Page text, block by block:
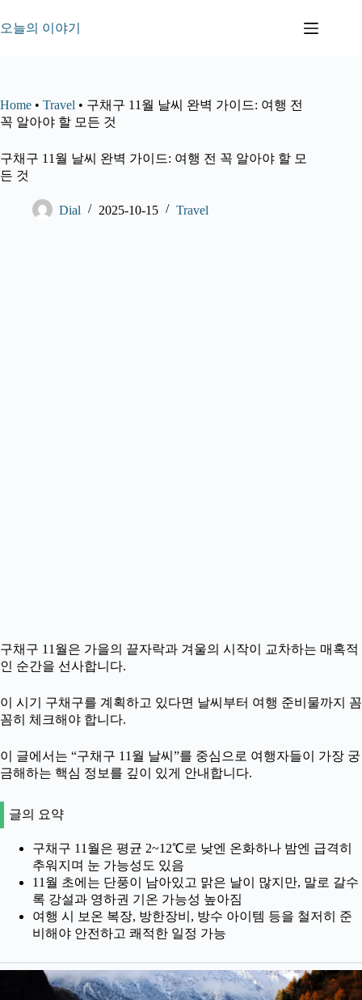
문
뛰
기
오늘의 이야기
Home • Travel • 구채구 11월 날씨 완벽 가이드: 여행 전
꼭 알아야 할 모든 것
구채구 11월 날씨 완벽 가이드: 여행 전 꼭 알아야 할 모
든 것
Dial 2025-10-15 Travel
구채구 11월은 가을의 끝자락과 겨울의 시작이 교차하는 매혹적
인 순간을 선사합니다.
이 시기 구채구를 계획하고 있다면 날씨부터 여행 준비물까지 꼼
꼼히 체크해야 합니다.
이 글에서는 “구채구 11월 날씨”를 중심으로 여행자들이 가장 궁
금해하는 핵심 정보를 깊이 있게 안내합니다.
글의 요약
구채구 11월은 평균 2~12℃로 낮엔 온화하나 밤엔 급격히
추워지며 눈 가능성도 있음
11월 초에는 단풍이 남아있고 맑은 날이 많지만, 말로 갈수
록 강설과 영하권 기온 가능성 높아짐
여행 시 보온 복장, 방한장비, 방수 아이템 등을 철저히 준
비해야 안전하고 쾌적한 일정 가능